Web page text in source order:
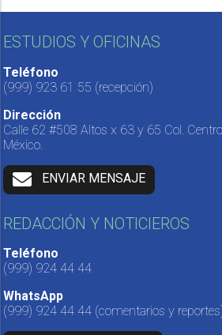
ESTUDIOS Y OFICINAS
Teléfono
(999) 923 61 55 (recepción)
Dirección
Calle 62 #508 Altos x 63 y 65 Col.
México.
ENVIAR MENSAJE
REDACCIÓN Y NOTICIEROS
Teléfono
(999) 924 44 44
WhatsApp
(999) 924 44 44 (comentarios y